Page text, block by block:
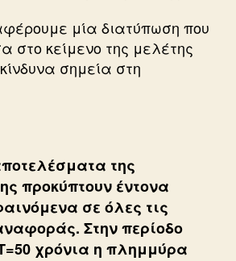
μία διατύπωση που
στο κείμενο της μελέτης
σημεία στη
της
προκύπτουν έντονα
σε όλες τις
Στην περίοδο
χρόνια η πλημμύρα